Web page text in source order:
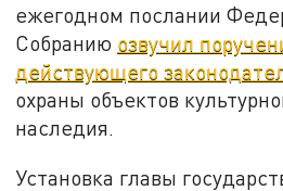
ежегодном послании
Собранию озвучил
действующего
охраны объектов
наследия.
Установка главы